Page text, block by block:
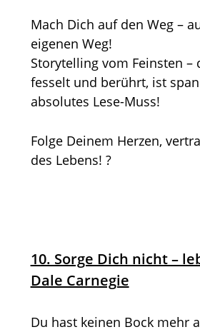
Mach Dich auf den Weg –
eigenen Weg!
Storytelling vom Feinsten –
fesselt und berührt, ist
absolutes Lese-Muss!
Folge Deinem Herzen,
des Lebens! ?
10. Sorge Dich nicht –
Dale Carnegie
Du hast keinen Bock mehr